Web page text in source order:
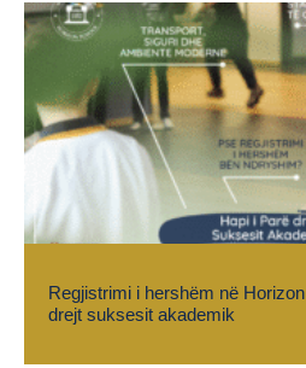
Regjistrimi i hershëm në
drejt suksesit akademik